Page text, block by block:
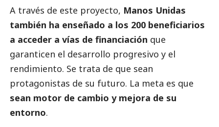
A través de este proyecto, Manos Unidas
también ha enseñado a los 200 beneficiarios
a acceder a vías de financiación que
garanticen el desarrollo progresivo y el
rendimiento. Se trata de que sean
protagonistas de su futuro. La meta es que
sean motor de cambio y mejora de su
entorno.